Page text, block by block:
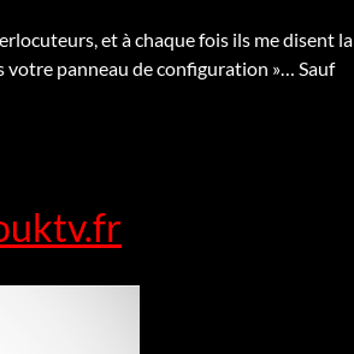
et à chaque fois ils me disent la
votre panneau de configuration »… Sauf